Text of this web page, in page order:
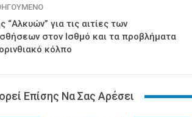
“Αλκυών” για τις αιτίες των
στον Ισθμό και τα προβλήματα
κόλπο
Επίσης Να Σας Αρέσει